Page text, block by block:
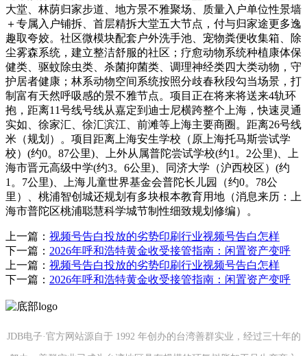
大堂、林荫归家步道、地方景不雅聚场、质量入户单位性景墙
＋专属入户铺拆、首层精拆大堂五大节点，付与归家途更多逸
趣取夸姣。社区微模块配套户外洗手池、宠物粪便收集箱、除
尘雾森系统，建立整洁舒服的社区；疗愈动物系统种植康体保
健类、驱蚊除虫类、杀菌抑菌类、调理神经类四大类动物，守
护居者健康；林系动物空间系统按照分歧春秋段勾当场景，打
制富有天然呼吸感的景不雅节点。项目正在将来将送来4轨环
抱，距离11号线号线从嘉定到迪士尼横跨整个上海，快速灵通
实如、徐家汇、徐汇滨江、前滩等上海主要商圈。距离26号线
米（规划）。项目距离上海安生学校（原上海托马斯尝试学
校）(约0。87公里)、上外从属普陀尝试学校(约1。2公里)、上
海市晋元高级中学(约3。6公里)、同济大学（沪西校区）(约
1。7公里)、上海儿童世界基金会普陀长儿园（约0。78公
里）、桃浦智创城还规划有多块根本教育用地（消息来历：上
海市普陀区桃浦聪慧科学城节制性细致规划修编）。
上一篇： 视频号告白投放的劣势印刷行业视频号告白怎样
下一篇： 2026年呼和浩特黄金收受接管指南：闲置资产变呼
上一篇： 视频号告白投放的劣势印刷行业视频号告白怎样
下一篇： 2026年呼和浩特黄金收受接管指南：闲置资产变呼
JDB电子·官方网站源自于 1992 年创办的台湾善群实业，经过三十年的